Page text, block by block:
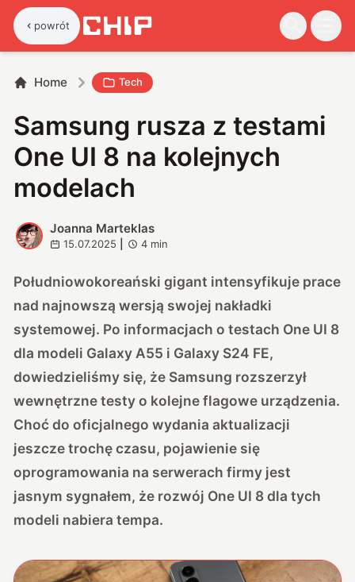
powrót
Home Tech
Samsung rusza z testami
One UI 8 na kolejnych
modelach
J
Joanna Marteklas
15.07.2025 4 min
Południowokoreański gigant intensyfikuje prace
nad najnowszą wersją swojej nakładki
systemowej. Po informacjach o testach One UI 8
dla modeli Galaxy A55 i Galaxy S24 FE,
dowiedzieliśmy się, że Samsung rozszerzył
wewnętrzne testy o kolejne flagowe urządzenia.
Choć do oficjalnego wydania aktualizacji
jeszcze trochę czasu, pojawienie się
oprogramowania na serwerach firmy jest
jasnym sygnałem, że rozwój One UI 8 dla tych
modeli nabiera tempa.